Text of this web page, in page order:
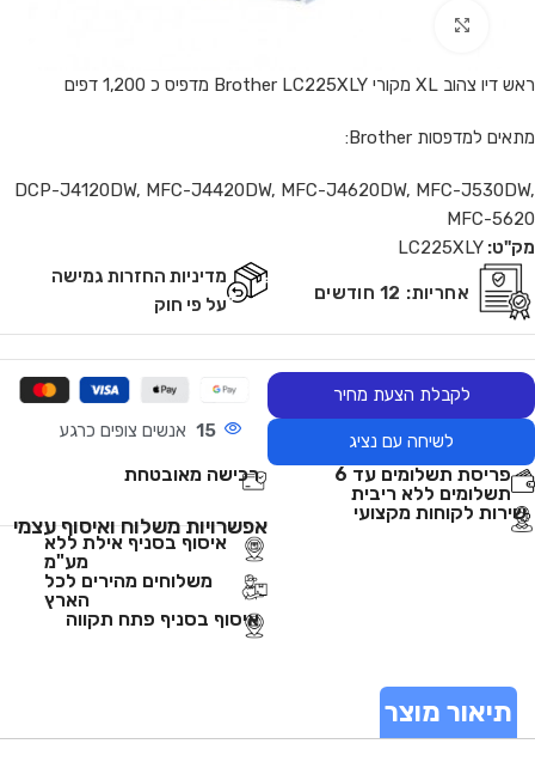
ראש דיו צהוב XL מקורי Brother LC225XLY מדפיס כ 1,200 דפים
מתאים למדפסות Brother:
DCP-J4120DW, MFC-J4420DW, MFC-J4620DW, MFC-J530DW,
MFC-5620
מק"ט: LC225XLY
אחריות: 12 חודשים
מדיניות החזרות גמישה
על פי חוק
לקבלת הצעת מחיר
לשיחה עם נציג 15 אנשים צופים כרגע
פריסת תשלומים עד 6
תשלומים ללא ריבית
רכישה מאובטחת
שירות לקוחות מקצועי
אפשרויות משלוח ואיסוף עצמי
איסוף בסניף אילת ללא
מע"מ
משלוחים מהירים לכל
הארץ
איסוף בסניף פתח תקווה
תיאור מוצר